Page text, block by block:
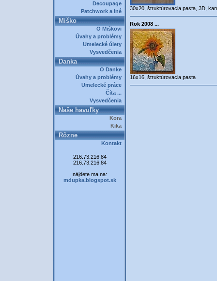
Decoupage
Patchwork a iné
Miško
O Miškovi
Úvahy a problémy
Umelecké úlety
Vysvedčenia
Danka
O Danke
Úvahy a problémy
Umelecké práce
Číta ...
Vysvedčenia
Naše havuľky
Kora
Kika
Rôzne
Kontakt
216.73.216.84
216.73.216.84
nájdete ma na:
mdupka.blogspot.sk
30x20, štruktúrovacia pasta, 3D,
Rok 2008 ...
16x16, štruktúrovacia pasta